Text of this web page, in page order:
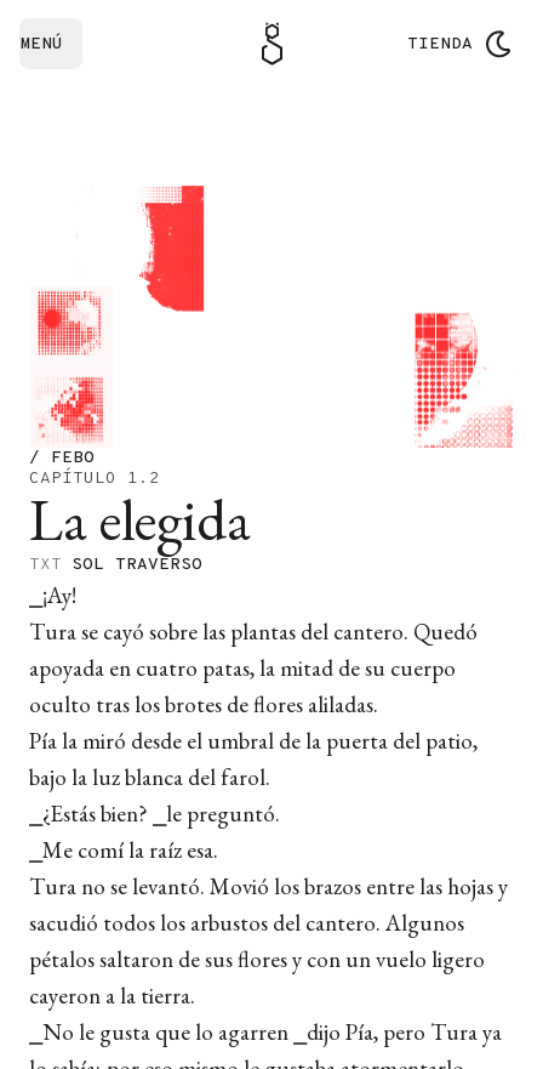
MENÚ TIENDA
/ FEBO
CAPÍTULO 1.2
La elegida
TXT SOL TRAVERSO
⎯¡Ay!
Tura se cayó sobre las plantas del cantero. Quedó
apoyada en cuatro patas, la mitad de su cuerpo
oculto tras los brotes de flores aliladas.
Pía la miró desde el umbral de la puerta del patio,
bajo la luz blanca del farol.
⎯¿Estás bien? ⎯le preguntó.
⎯Me comí la raíz esa.
Tura no se levantó. Movió los brazos entre las hojas y
sacudió todos los arbustos del cantero. Algunos
pétalos saltaron de sus flores y con un vuelo ligero
cayeron a la tierra.
⎯No le gusta que lo agarren ⎯dijo Pía, pero Tura ya